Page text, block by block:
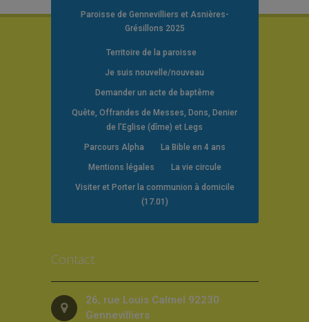
Paroisse de Gennevilliers et Asnières-
Grésillons 2025
Territoire de la paroisse
Je suis nouvelle/nouveau
Demander un acte de baptême
Quête, Offrandes de Messes, Dons, Denier
de l’Eglise (dîme) et Legs
Parcours Alpha La Bible en 4 ans
Mentions légales La vie circule
Visiter et Porter la communion à domicile
(17.01)
Contact
26, rue Louis Calmel 92230
Gennevilliers